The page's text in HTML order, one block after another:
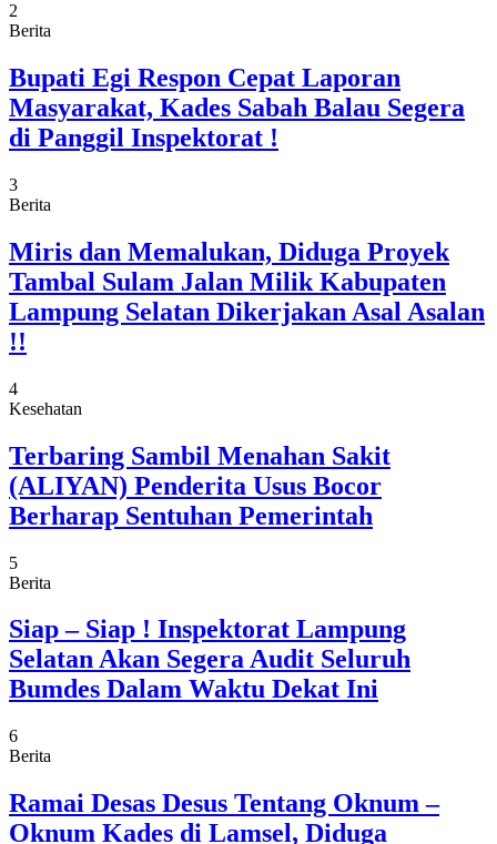
2
Berita
Bupati Egi Respon Cepat Laporan
Masyarakat, Kades Sabah Balau Segera
di Panggil Inspektorat !
3
Berita
Miris dan Memalukan, Diduga Proyek
Tambal Sulam Jalan Milik Kabupaten
Lampung Selatan Dikerjakan Asal Asalan
!!
4
Kesehatan
Terbaring Sambil Menahan Sakit
(ALIYAN) Penderita Usus Bocor
Berharap Sentuhan Pemerintah
5
Berita
Siap – Siap ! Inspektorat Lampung
Selatan Akan Segera Audit Seluruh
Bumdes Dalam Waktu Dekat Ini
6
Berita
Ramai Desas Desus Tentang Oknum –
Oknum Kades di Lamsel, Diduga